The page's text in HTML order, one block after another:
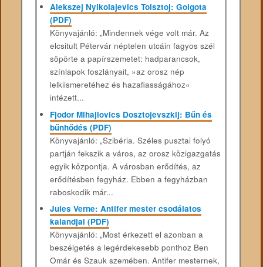
Alekszej Nyikolajevics Tolsztoj: Golgota
(PDF)
Könyvajánló: „Mindennek vége volt már. Az
elcsitult Pétervár néptelen utcáin fagyos szél
söpörte a papírszemetet: hadparancsok,
színlapok foszlányait, »az orosz nép
lelkiismeretéhez és hazafiasságához«
intézett...
Fjodor Mihajlovics Dosztojevszkij: Bűn és
bűnhődés (PDF)
Könyvajánló: „Szibéria. Széles pusztai folyó
partján fekszik a város, az orosz közigazgatás
egyik központja. A városban erődítés, az
erődítésben fegyház. Ebben a fegyházban
raboskodik már...
Jules Verne: Antifer mester csodálatos
kalandjai (PDF)
Könyvajánló: „Most érkezett el azonban a
beszélgetés a legérdekesebb ponthoz Ben
Omár és Szauk szemében. Antifer mesternek,